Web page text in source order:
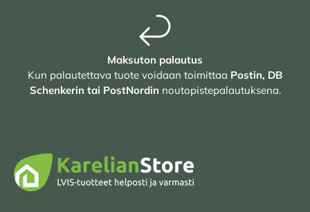
Maksuton palautus
Kun palautettava tuote voidaan toimittaa Postin, DB
Schenkerin tai PostNordin noutopistepalautuksena.